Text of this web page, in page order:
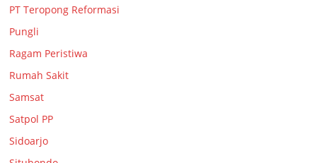
PT Teropong Reformasi
Pungli
Ragam Peristiwa
Rumah Sakit
Samsat
Satpol PP
Sidoarjo